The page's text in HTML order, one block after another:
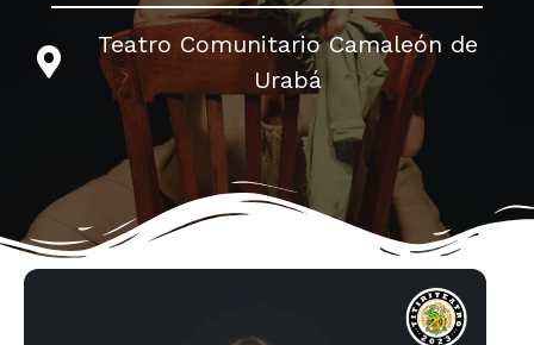
Teatro Comunitario Camaleón de
Urabá